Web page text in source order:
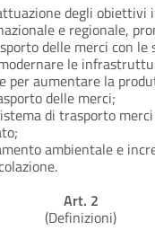
degli obiettivi
e regionale,
delle merci con
le
per aumentare la
delle merci;
di trasporto
ambientale e
Art. 2
(Definizioni)